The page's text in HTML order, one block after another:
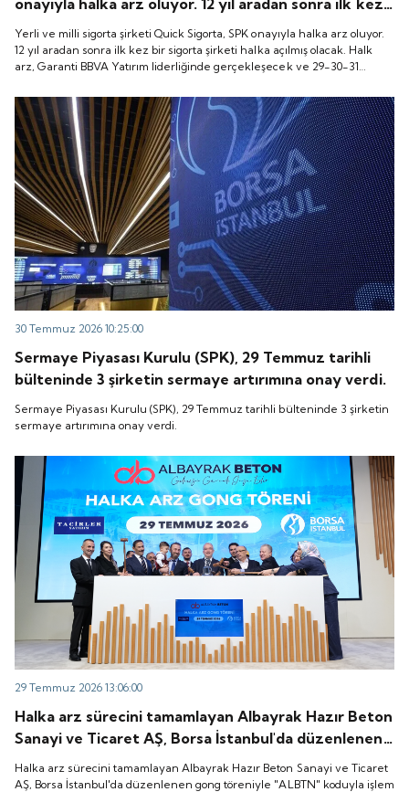
bir sigorta şirketi halka açılmış olacak. Halk arz,
Garanti BBVA Yatırım liderliğinde gerçekleşecek ve
29-30-31 Temmuz 2026 tarihlerinde talep
ile Quick Sigorta işlem görmeye başlayacak.
Yerli ve milli sigorta şirketi Quick Sigorta, SPK onayıyla halka arz oluyor.
12 yıl aradan sonra ilk kez bir sigorta şirketi halka açılmış olacak. Halk
arz, Garanti BBVA Yatırım liderliğinde gerçekleşecek ve 29-30-31
“Gong Töreni” ile Quick Sigorta işlem görmeye başlayacak.
30 Temmuz 2026 10:25:00
Sermaye Piyasası Kurulu (SPK), 29 Temmuz tarihli
bülteninde 3 şirketin sermaye artırımına onay verdi.
Sermaye Piyasası Kurulu (SPK), 29 Temmuz tarihli bülteninde 3 şirketin
sermaye artırımına onay verdi.
29 Temmuz 2026 13:06:00
Halka arz sürecini tamamlayan Albayrak Hazır Beton
Sanayi ve Ticaret AŞ, Borsa İstanbul'da düzenlenen
gong töreniyle "ALBTN" koduyla işlem görmeye
başladı.
Halka arz sürecini tamamlayan Albayrak Hazır Beton Sanayi ve Ticaret
AŞ, Borsa İstanbul'da düzenlenen gong töreniyle "ALBTN" koduyla işlem